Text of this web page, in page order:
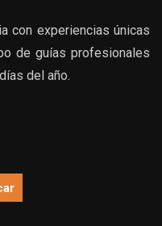
con experiencias únicas
de guías profesionales
del año.